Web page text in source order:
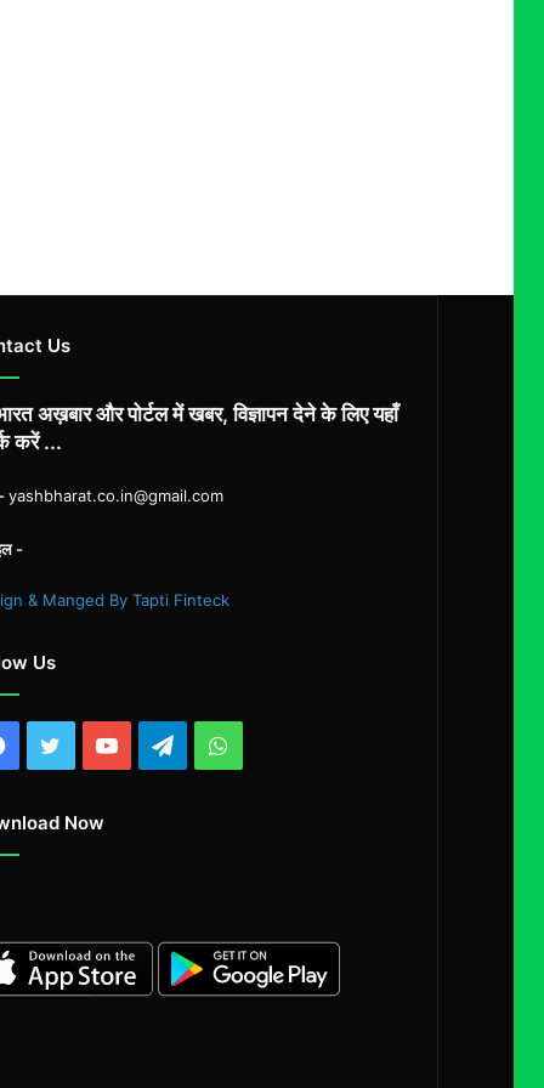
Us
अख़बार और पोर्टल में खबर, विज्ञापन देने के लिए यहाँ
करें ...
yashbharat.co.in@gmail.com
-
& Manged By Tapti Finteck
Us
Facebook
TwitterYouTubeTelegramWhatsApp
Now